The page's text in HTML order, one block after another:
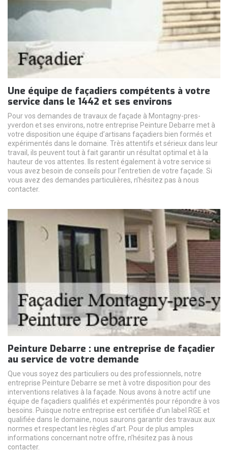
Une équipe de façadiers compétents à votre
service dans le 1442 et ses environs
Pour vos demandes de travaux de façade à Montagny-pres-
yverdon et ses environs, notre entreprise Peinture Debarre met à
votre disposition une équipe d’artisans façadiers bien formés et
expérimentés dans le domaine. Très attentifs et sérieux dans leur
travail, ils peuvent tout à fait garantir un résultat optimal et à la
hauteur de vos attentes. Ils restent également à votre service si
vous avez besoin de conseils pour l’entretien de votre façade. Si
vous avez des demandes particulières, n’hésitez pas à nous
contacter.
Peinture Debarre : une entreprise de façadier
au service de votre demande
Que vous soyez des particuliers ou des professionnels, notre
entreprise Peinture Debarre se met à votre disposition pour des
interventions relatives à la façade. Nous avons à notre actif une
équipe de façadiers qualifiés et expérimentés pour répondre à vos
besoins. Puisque notre entreprise est certifiée d’un label RGE et
qualifiée dans le domaine, nous saurons garantir des travaux aux
normes et respectant les règles d’art. Pour de plus amples
informations concernant notre offre, n’hésitez pas à nous
contacter.